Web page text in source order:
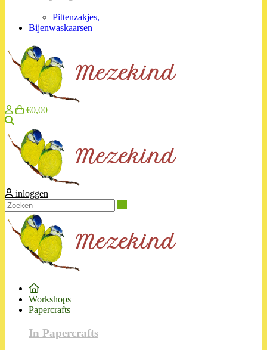
Pittenzakjes,
Bijenwaskaarsen
€0,00
inloggen
Workshops
Papercrafts
In Papercrafts